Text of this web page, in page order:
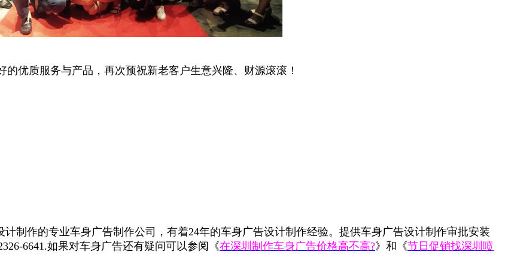
优质服务与产品，再次预祝新老客户生意兴隆、财源滚滚！
制作的专业车身广告制作公司，有着24年的车身广告设计制作经验。提供车身广告设计制作审批安装
6641.如果对车身广告还有疑问可以参阅《在深圳制作车身广告价格高不高?》和《节日促销找深圳喷